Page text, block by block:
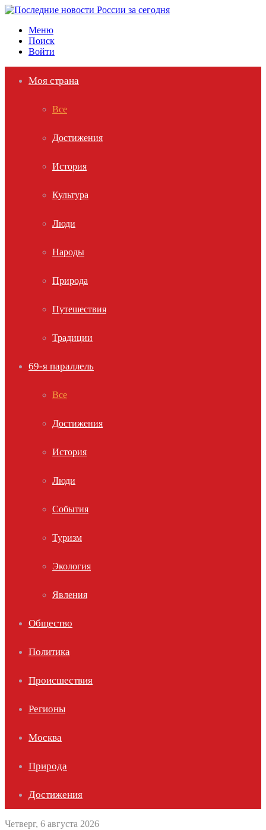
Меню
Поиск
Войти
Моя страна
Все
Достижения
История
Культура
Люди
Народы
Природа
Путешествия
Традиции
69-я параллель
Все
Достижения
История
Люди
События
Туризм
Экология
Явления
Общество
Политика
Происшествия
Регионы
Москва
Природа
Достижения
Четверг, 6 августа 2026